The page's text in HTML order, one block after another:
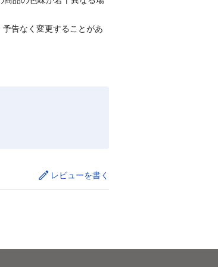
告なく変更することがあ
レビューを書く